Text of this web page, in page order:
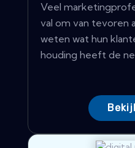
Veel
val om van tevoren
weten wat hun
houding heeft de